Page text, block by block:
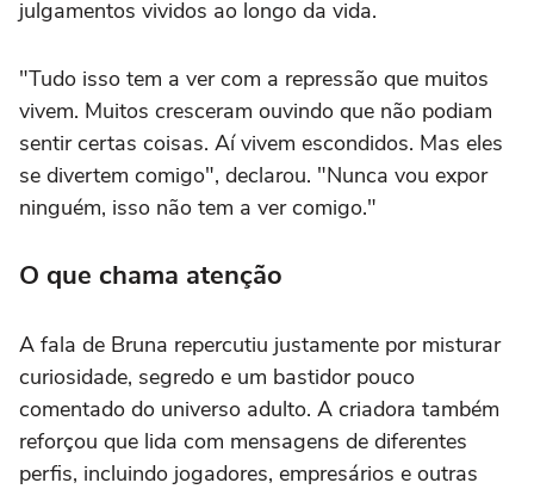
julgamentos vividos ao longo da vida.
"Tudo isso tem a ver com a repressão que muitos
vivem. Muitos cresceram ouvindo que não podiam
sentir certas coisas. Aí vivem escondidos. Mas eles
se divertem comigo", declarou. "Nunca vou expor
ninguém, isso não tem a ver comigo."
O que chama atenção
A fala de Bruna repercutiu justamente por misturar
curiosidade, segredo e um bastidor pouco
comentado do universo adulto. A criadora também
reforçou que lida com mensagens de diferentes
perfis, incluindo jogadores, empresários e outras